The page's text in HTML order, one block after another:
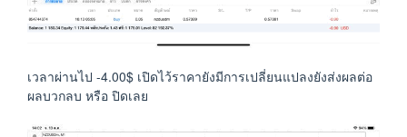
เวลาผ่านไป -4.00$ เปิดไว้ราคายังมีการเปลี่ยนแปลงยังส่งผลต่อ
ผลบวกลบ หรือ ปิดเลย